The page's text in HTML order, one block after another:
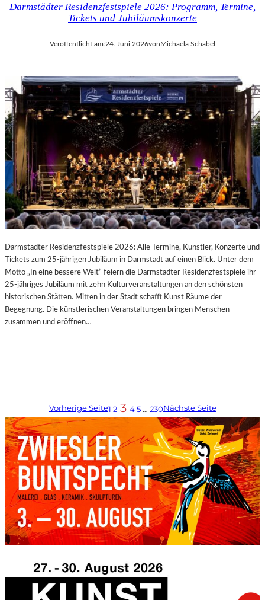
Darmstädter Residenzfestspiele 2026: Programm, Termine,
Tickets und Jubiläumskonzerte
Veröffentlicht am:24. Juni 2026vonMichaela Schabel
Darmstädter Residenzfestspiele 2026: Alle Termine, Künstler, Konzerte und
Tickets zum 25-jährigen Jubiläum in Darmstadt auf einen Blick. Unter dem
Motto „In eine bessere Welt“ feiern die Darmstädter Residenzfestspiele ihr
25-jähriges Jubiläum mit zehn Kulturveranstaltungen an den schönsten
historischen Stätten. Mitten in der Stadt schafft Kunst Räume der
Begegnung. Die künstlerischen Veranstaltungen bringen Menschen
zusammen und eröffnen…
Vorherige Seite1 2 3 4 5 … 230Nächste Seite